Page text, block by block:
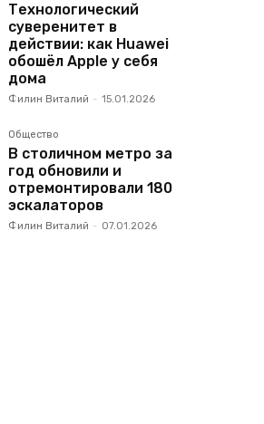
Технологический
суверенитет в
действии: как Huawei
обошёл Apple у себя
дома
Филин Виталий - 15.01.2026
Общество
В столичном метро за
год обновили и
отремонтировали 180
эскалаторов
Филин Виталий - 07.01.2026